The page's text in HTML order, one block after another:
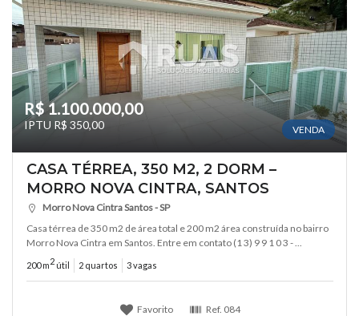
R$ 1.100.000,00
IPTU R$ 350,00 VENDA
CASA TÉRREA, 350 M2, 2 DORM –
MORRO NOVA CINTRA, SANTOS
Morro Nova Cintra Santos - SP
Casa térrea de 350 m2 de área total e 200 m2 área construída no bairro
Morro Nova Cintra em Santos. Entre em contato (1 3) 9 9 1 0 3 - ...
200 m2 útil 2 quartos 3 vagas
Favorito Ref. 084